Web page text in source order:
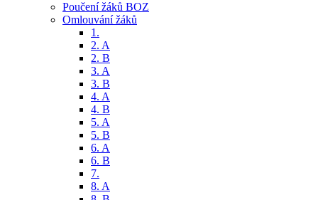
Poučení žáků BOZ
Omlouvání žáků
1.
2. A
2. B
3. A
3. B
4. A
4. B
5. A
5. B
6. A
6. B
7.
8. A